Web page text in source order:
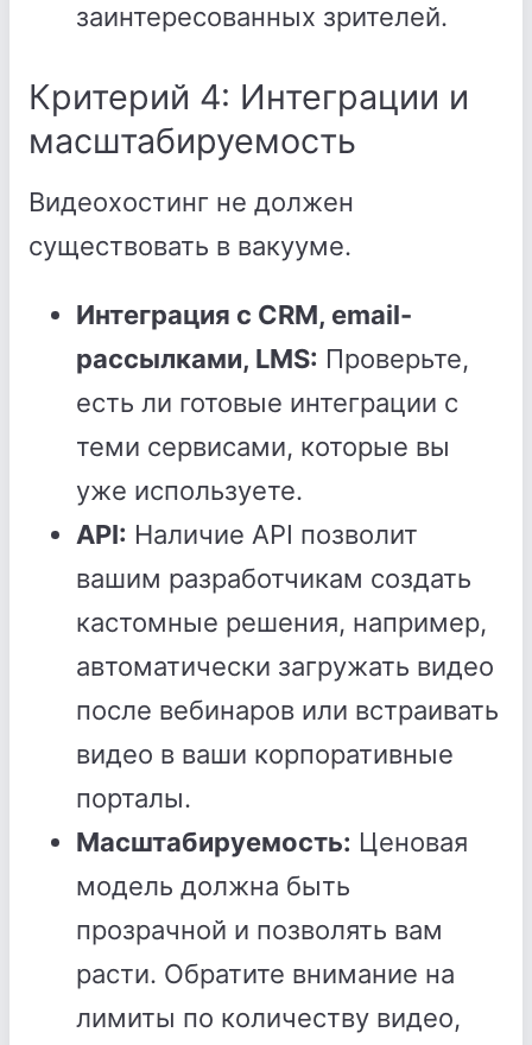
заинтересованных зрителей.
Критерий 4: Интеграции и
масштабируемость
Видеохостинг не должен
существовать в вакууме.
Интеграция с CRM, email-
рассылками, LMS: Проверьте,
есть ли готовые интеграции с
теми сервисами, которые вы
уже используете.
API: Наличие API позволит
вашим разработчикам создать
кастомные решения, например,
автоматически загружать видео
после вебинаров или встраивать
видео в ваши корпоративные
порталы.
Масштабируемость: Ценовая
модель должна быть
прозрачной и позволять вам
расти. Обратите внимание на
лимиты по количеству видео,